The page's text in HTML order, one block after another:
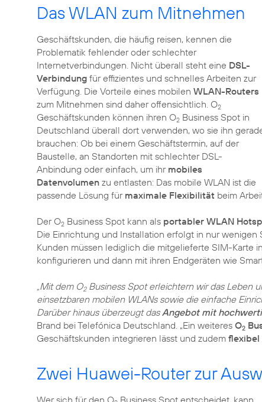
Das WLAN zum Mitnehmen
Geschäftskunden, die häufig reisen, kennen die
Problematik fehlender oder schlechter
Internetverbindungen. Nicht überall steht eine DSL-
Verbindung für effizientes und schnelles Arbeiten zur
Verfügung. Die Vorteile eines mobilen WLAN-Routers
zum Mitnehmen sind daher offensichtlich. O2
Geschäftskunden können ihren O2 Business Spot in
Deutschland überall dort verwenden, wo sie ihn
brauchen: Ob bei einem Geschäftstermin, auf der
Baustelle, an Standorten mit schlechter DSL-
Anbindung oder einfach, um ihr mobiles
Datenvolumen zu entlasten: Das mobile WLAN ist die
passende Lösung für maximale Flexibilität beim
Der O2 Business Spot kann als portabler WLAN
Die Einrichtung und Installation erfolgt in nur
Kunden müssen lediglich die mitgelieferte SIM-Karte
konfigurieren und dann mit ihren Endgeräten wie
„Mit dem O2Business Spot erleichtern wir das Leben
einsetzbaren mobilen WLANs sowie die einfache
Darüber hinaus überzeugt dasAngebot mit
Brand bei Telefónica Deutschland. „Ein weiteres O2
Geschäftskunden integrieren lässt und zudem flexibel
Zwei Huawei-Router zur
Wer sich für den O Business Spot entscheidet, kann